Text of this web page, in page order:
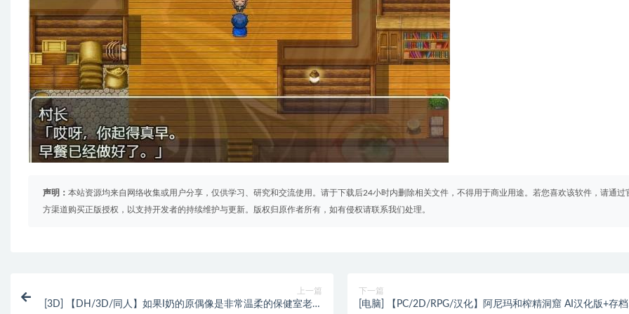
声明： 本站资源均来自网络收集或用户分享，仅供学习、研究和交流使用。请于下载后24小时内删除相关文件，不得用于商业用途。若您喜欢该软件，请通过
方渠道购买正版授权，以支持开发者的持续维护与更新。版权归原作者所有，如有侵权请联系我们处理。
上一篇
[3D] 【DH/3D/同人】如果I奶的原偶像是非常温柔的保健室老师
下一篇
[电脑] 【PC/2D/RPG/汉化】阿尼玛和榨精洞窟 AI汉化版+存档